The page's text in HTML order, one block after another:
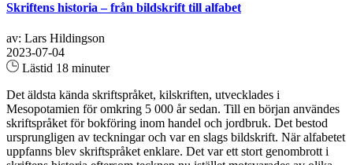
Skriftens historia – från bildskrift till alfabet
av: Lars Hildingson
2023-07-04
Lästid 18 minuter
Det äldsta kända skriftspråket, kilskriften, utvecklades i
Mesopotamien för omkring 5 000 år sedan. Till en början användes
skriftspråket för bokföring inom handel och jordbruk. Det bestod
ursprungligen av teckningar och var en slags bildskrift. När alfabetet
uppfanns blev skriftspråket enklare. Det var ett stort genombrott i